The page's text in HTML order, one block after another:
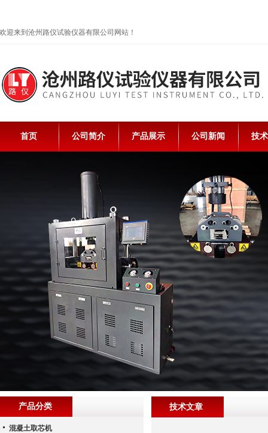
欢迎来到沧州路仪试验仪器有限公司网站！
首页 公司简介 产品展示 公司新闻 技
技术文章
产品分类
混凝土取芯机